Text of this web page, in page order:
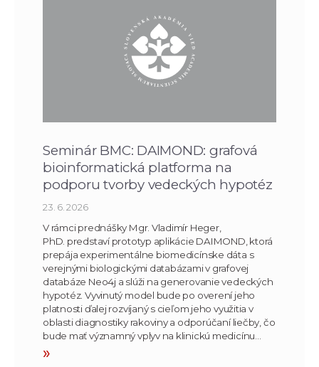
Seminár BMC: DAIMOND: grafová
bioinformatická platforma na
podporu tvorby vedeckých hypotéz
23. 6. 2026
V rámci prednášky Mgr. Vladimír Heger,
PhD. predstaví prototyp aplikácie DAIMOND, ktorá
prepája experimentálne biomedicínske dáta s
verejnými biologickými databázami v grafovej
databáze Neo4j a slúži na generovanie vedeckých
hypotéz. Vyvinutý model bude po overení jeho
platnosti ďalej rozvíjaný s cieľom jeho využitia v
oblasti diagnostiky rakoviny a odporúčaní liečby, čo
bude mať významný vplyv na klinickú medicínu…
»